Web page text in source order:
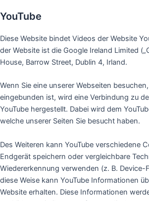
YouTube
Diese Website bindet Videos der Website
der Website ist die Google Ireland Limited
House, Barrow Street, Dublin 4, Irland.
Wenn Sie eine unserer Webseiten
eingebunden ist, wird eine Verbindung zu
YouTube hergestellt. Dabei wird dem
welche unserer Seiten Sie besucht haben.
Des Weiteren kann YouTube verschiedene
Endgerät speichern oder vergleichbare
Wiedererkennung verwenden (z. B.
diese Weise kann YouTube Informationen
Website erhalten. Diese Informationen